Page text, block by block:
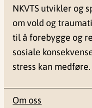
NKVTS utvikler og
om vold og
til å forebygge og
sosiale
stress kan medføre.
Om oss